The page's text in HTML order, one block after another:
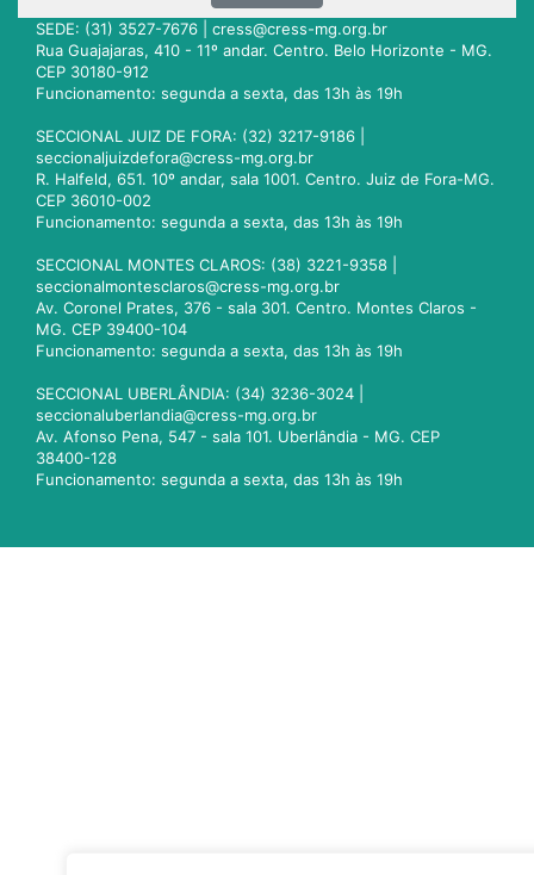
SEDE: (31) 3527-7676 | cress@cress-mg.org.br
Rua Guajajaras, 410 - 11º andar. Centro. Belo Horizonte - MG.
CEP 30180-912
Funcionamento: segunda a sexta, das 13h às 19h
SECCIONAL JUIZ DE FORA: (32) 3217-9186 |
seccionaljuizdefora@cress-mg.org.br
R. Halfeld, 651. 10º andar, sala 1001. Centro. Juiz de Fora-MG.
CEP 36010-002
Funcionamento: segunda a sexta, das 13h às 19h
SECCIONAL MONTES CLAROS: (38) 3221-9358 |
seccionalmontesclaros@cress-mg.org.br
Av. Coronel Prates, 376 - sala 301. Centro. Montes Claros -
MG. CEP 39400-104
Funcionamento: segunda a sexta, das 13h às 19h
SECCIONAL UBERLÂNDIA: (34) 3236-3024 |
seccionaluberlandia@cress-mg.org.br
Av. Afonso Pena, 547 - sala 101. Uberlândia - MG. CEP
38400-128
Funcionamento: segunda a sexta, das 13h às 19h